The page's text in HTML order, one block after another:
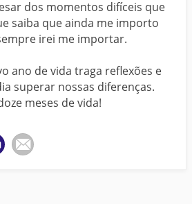
dos momentos difíceis que
saiba que ainda me importo
irei me importar.
ano de vida traga reflexões e
superar nossas diferenças.
meses de vida!